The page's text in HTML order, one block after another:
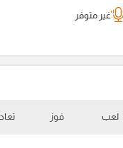
غير متوفر
لعب فوز